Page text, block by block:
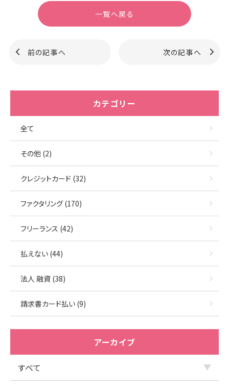
一覧へ戻る
前の記事へ 次の記事へ
カテゴリー
全て
その他 (2)
クレジットカード (32)
ファクタリング (170)
フリーランス (42)
払えない (44)
法人 融資 (38)
請求書カード払い (9)
アーカイブ